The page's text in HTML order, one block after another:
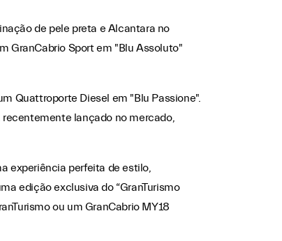
de pele preta e Alcantara no
GranCabrio Sport em "Blu Assoluto"
Quattroporte Diesel em "Blu Passione".
lançado no mercado,
experiência perfeita de estilo,
edição exclusiva do “GranTurismo
ou um GranCabrio MY18